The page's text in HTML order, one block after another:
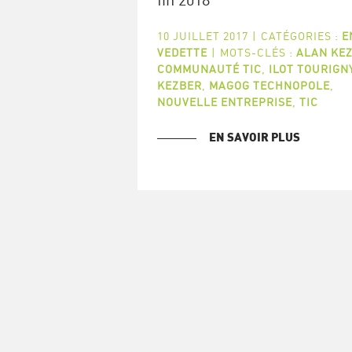
10 JUILLET 2017 | CATÉGORIES :
VEDETTE | MOTS-CLÉS : ALAN
COMMUNAUTÉ TIC
ILOT
KEZBER
MAGOG TECHNOPOLE,
NOUVELLE ENTREPRISE, TIC
EN SAVOIR PLUS